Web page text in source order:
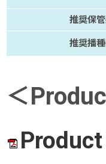
推奨保
推奨播
＜